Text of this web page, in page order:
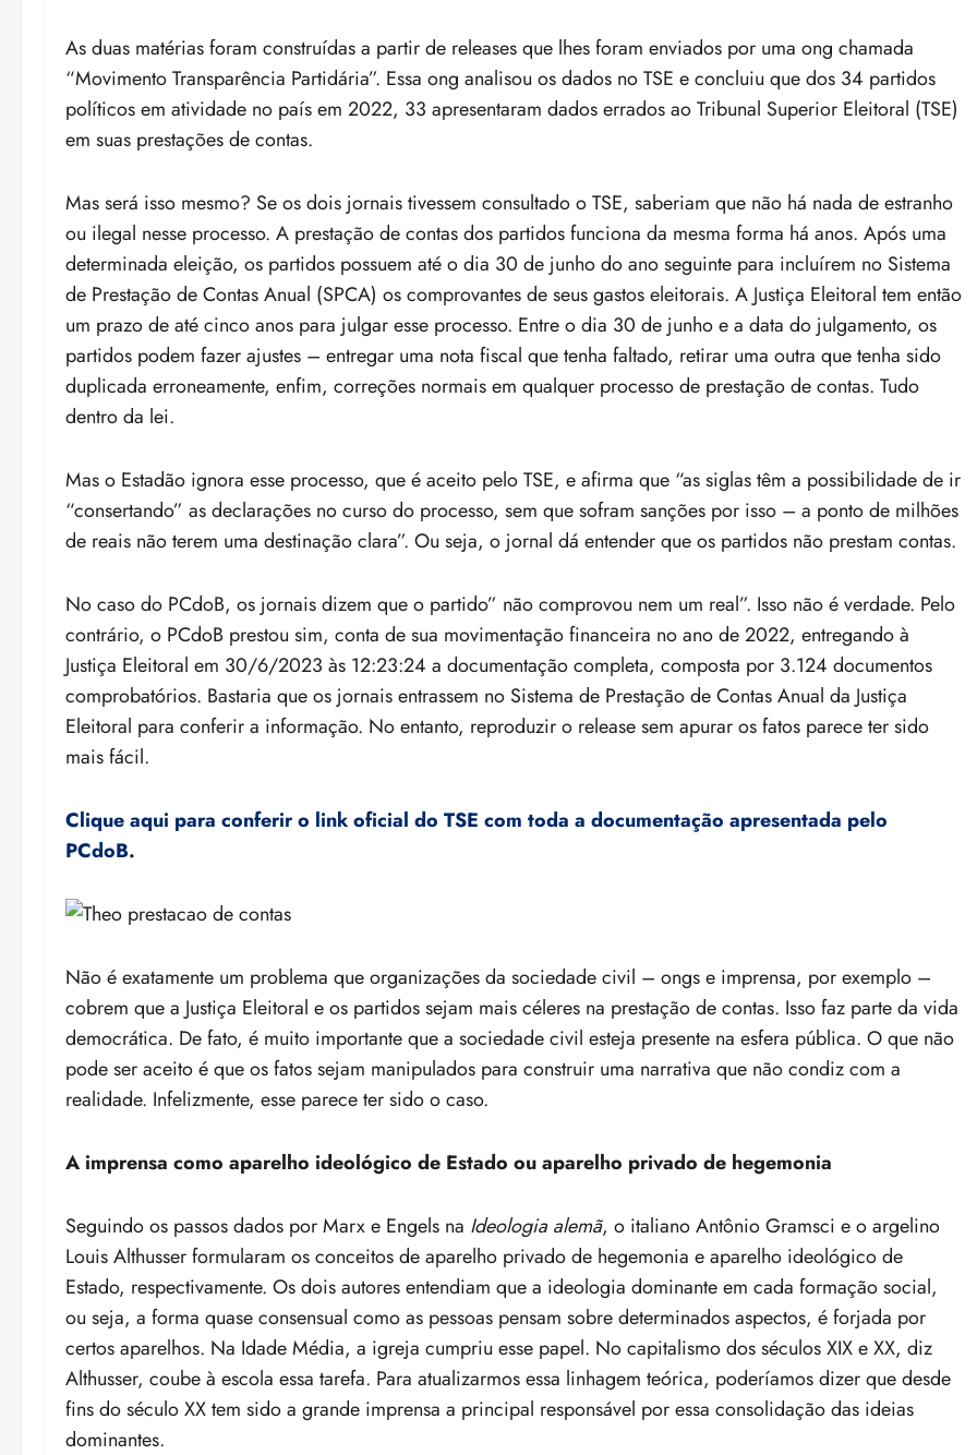
As duas matérias foram construídas a partir de releases que lhes foram enviados por uma ong chamada
“Movimento Transparência Partidária”. Essa ong analisou os dados no TSE e concluiu que dos 34 partidos
políticos em atividade no país em 2022, 33 apresentaram dados errados ao Tribunal Superior Eleitoral (TSE)
em suas prestações de contas.
Mas será isso mesmo? Se os dois jornais tivessem consultado o TSE, saberiam que não há nada de estranho
ou ilegal nesse processo. A prestação de contas dos partidos funciona da mesma forma há anos. Após uma
determinada eleição, os partidos possuem até o dia 30 de junho do ano seguinte para incluírem no Sistema
de Prestação de Contas Anual (SPCA) os comprovantes de seus gastos eleitorais. A Justiça Eleitoral tem então
um prazo de até cinco anos para julgar esse processo. Entre o dia 30 de junho e a data do julgamento, os
partidos podem fazer ajustes – entregar uma nota fiscal que tenha faltado, retirar uma outra que tenha sido
duplicada erroneamente, enfim, correções normais em qualquer processo de prestação de contas. Tudo
dentro da lei.
Mas o Estadão ignora esse processo, que é aceito pelo TSE, e afirma que “as siglas têm a possibilidade de ir
“consertando” as declarações no curso do processo, sem que sofram sanções por isso – a ponto de milhões
de reais não terem uma destinação clara”. Ou seja, o jornal dá entender que os partidos não prestam contas.
No caso do PCdoB, os jornais dizem que o partido” não comprovou nem um real”. Isso não é verdade. Pelo
contrário, o PCdoB prestou sim, conta de sua movimentação financeira no ano de 2022, entregando à
Justiça Eleitoral em 30/6/2023 às 12:23:24 a documentação completa, composta por 3.124 documentos
comprobatórios. Bastaria que os jornais entrassem no Sistema de Prestação de Contas Anual da Justiça
Eleitoral para conferir a informação. No entanto, reproduzir o release sem apurar os fatos parece ter sido
mais fácil.
Clique aqui para conferir o link oficial do TSE com toda a documentação apresentada pelo
PCdoB.
Não é exatamente um problema que organizações da sociedade civil – ongs e imprensa, por exemplo –
cobrem que a Justiça Eleitoral e os partidos sejam mais céleres na prestação de contas. Isso faz parte da vida
democrática. De fato, é muito importante que a sociedade civil esteja presente na esfera pública. O que não
pode ser aceito é que os fatos sejam manipulados para construir uma narrativa que não condiz com a
realidade. Infelizmente, esse parece ter sido o caso.
A imprensa como aparelho ideológico de Estado ou aparelho privado de hegemonia
Seguindo os passos dados por Marx e Engels na Ideologia alemã, o italiano Antônio Gramsci e o argelino
Louis Althusser formularam os conceitos de aparelho privado de hegemonia e aparelho ideológico de
Estado, respectivamente. Os dois autores entendiam que a ideologia dominante em cada formação social,
ou seja, a forma quase consensual como as pessoas pensam sobre determinados aspectos, é forjada por
certos aparelhos. Na Idade Média, a igreja cumpriu esse papel. No capitalismo dos séculos XIX e XX, diz
Althusser, coube à escola essa tarefa. Para atualizarmos essa linhagem teórica, poderíamos dizer que desde
fins do século XX tem sido a grande imprensa a principal responsável por essa consolidação das ideias
dominantes.